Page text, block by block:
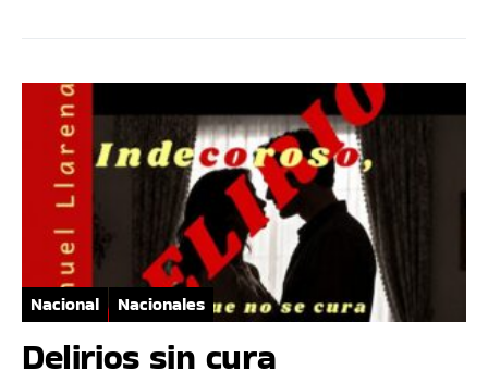
Nacional Nacionales
Delirios sin cura